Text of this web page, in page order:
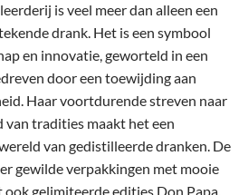
is veel meer dan alleen een
drank. Het is een symbool
en innovatie, geworteld in een
door een toewijding aan
Haar voortdurende streven naar
van tradities maakt het een
van gedistilleerde dranken. De
gewilde verpakkingen met mooie
gelimiteerde edities Don Papa,